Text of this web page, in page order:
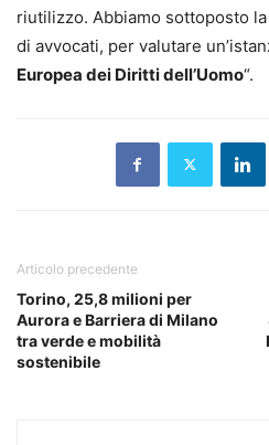
riutilizzo. Abbiamo sottoposto
di avvocati, per valutare
Europea dei Diritti dell’Uomo“.
Articolo precedente
Torino, 25,8 milioni per
Aurora e Barriera di Milano
tra verde e mobilità
sostenibile